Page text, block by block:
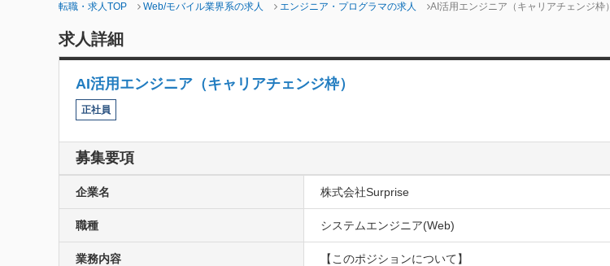
転職・求人TOP Web/モバイル業界系の求人 エンジニア・プログラマの求人 AI活用エンジニア（キャリアチェンジ枠）
求人詳細
AI活用エンジニア（キャリアチェンジ枠）
正社員
募集要項
企業名 株式会社Surprise
職種 システムエンジニア(Web)
業務内容
【このポジションについて】